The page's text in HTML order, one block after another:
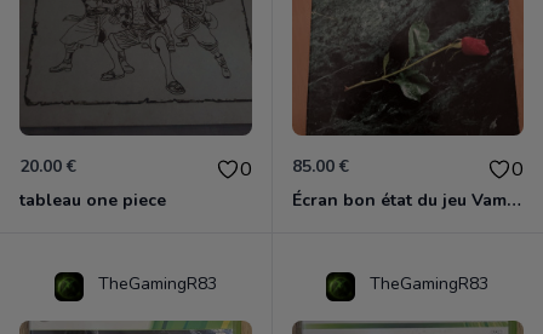
20.00 € 0
tableau one piece
85.00 € 0
Écran bon état du jeu Vampire et livre de règles « la mascarade » état d’usage
TheGamingR83 TheGamingR83